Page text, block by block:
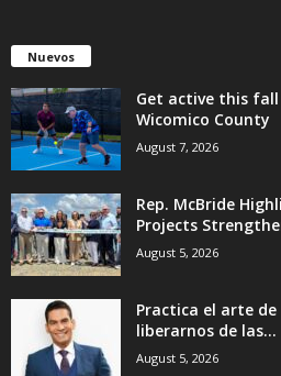
Nuevos
Get active this
Wicomico County
August 7, 2026
Rep. McBride
Projects
August 5, 2026
Practica el arte
liberarnos de las...
August 5, 2026